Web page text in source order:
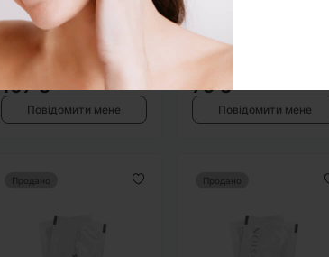
MESO Probiotix Cream
(Tester), 2 мл
107 ₴
Повідомити мене
75 ₴
Повідомити мене
Продано Продано